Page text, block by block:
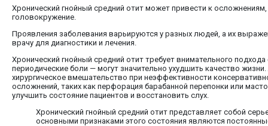
Хронический гнойный средний отит может привести к
головокружение.
Проявления заболевания варьируются у разных людей, а их
врачу для диагностики и лечения.
Хронический гнойный средний отит требует внимательного
периодические боли — могут значительно ухудшить качество
хирургическое вмешательство при неэффективности
осложнений, таких как перфорация барабанной перепонки или
улучшить состояние пациентов и восстановить слух.
Хронический гнойный средний отит представляет собой
основными признаками этого состояния являются